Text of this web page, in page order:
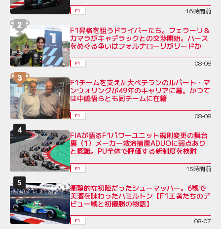
F1 16時間前
F1昇格を狙うドライバーたち。フェラーリ＆
カマラがキャデラックとの交渉開始。ハース
をめぐる争いはフォルナローリがリードか
F1 08-08
F1チームを支えた大ベテランのルパート・マ
ンウォリングが49年のキャリアに幕。かつて
は中嶋悟らとも同チームに在籍
F1 08-08
FIAが語るF1パワーユニット規則変更の舞台
裏（1）メーカー救済措置ADUOに弱点あり
と認識。PU全体で評価する新制度を検討
F1 15時間前
衝撃的な初陣だったシューマッハー。6戦で
美酒を味わったハミルトン【F1王者たちのデ
ビュー戦と初優勝の物語】
F1 08-07